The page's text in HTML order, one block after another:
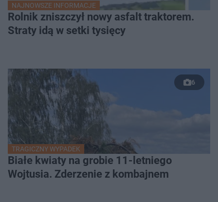
NAJNOWSZE INFORMACJE
Rolnik zniszczył nowy asfalt traktorem.
Straty idą w setki tysięcy
6
TRAGICZNY WYPADEK
Białe kwiaty na grobie 11-letniego
Wojtusia. Zderzenie z kombajnem